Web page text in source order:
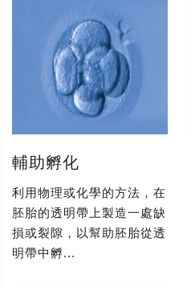
輔助孵化
利用物理或化學的方法，在
胚胎的透明帶上製造一處缺
損或裂隙，以幫助胚胎從透
明帶中孵...